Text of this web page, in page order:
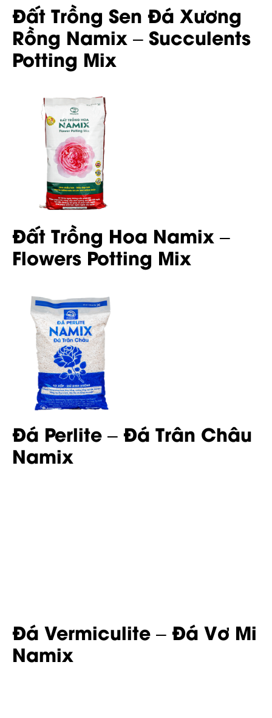
Đất Trồng Sen Đá Xương
Rồng Namix – Succulents
Potting Mix
Đất Trồng Hoa Namix –
Flowers Potting Mix
Đá Perlite – Đá Trân Châu
Namix
Đá Vermiculite – Đá Vơ Mi
Namix